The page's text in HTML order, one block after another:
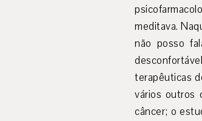
meditava.
não posso
terapêuticas
vários outros
câncer; o